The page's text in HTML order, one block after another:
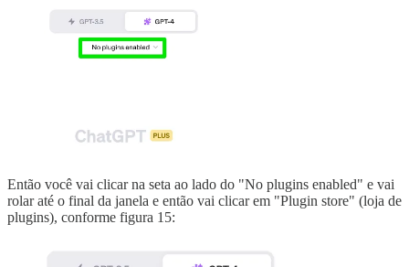
Então você vai clicar na seta ao lado do "No plugins enabled" e vai
rolar até o final da janela e então vai clicar em "Plugin store" (loja de
plugins), conforme figura 15: